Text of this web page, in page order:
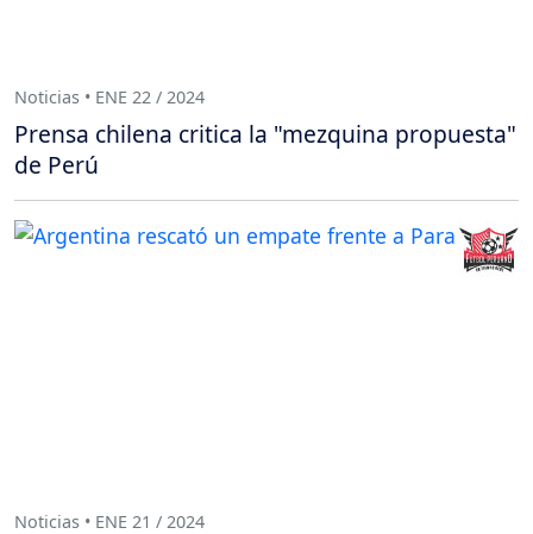
Noticias • ENE 22 / 2024
Prensa chilena critica la "mezquina propuesta"
de Perú
Noticias • ENE 21 / 2024